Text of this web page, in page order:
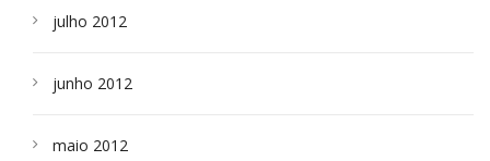
julho 2012
junho 2012
maio 2012